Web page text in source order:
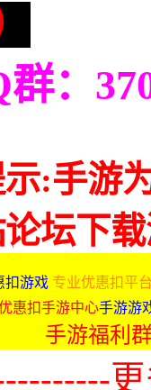
：
示:手游
坛下
扣游戏 专业优惠扣平
惠扣手游中心手游游
手游福利